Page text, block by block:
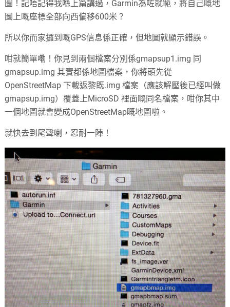
圖！記唔記得我喺上篇講過，Garmin為咗就範，將自己嘅地
圖上嘅座標全部向西偏移600米？
所以你而家攞到嘅GPS信息係正確，但地圖就顯示錯誤。
咁就簡單嘞！你見到兩個檔案分別係gmapsup1.img 同
gmapsup.img 其實都係地圖檔案，你將頭先從
OpenStreetMap 下載返黎既.img 檔案（應該解壓後已經叫做
gmapsup.img）覆蓋上MicroSD 裡面嘅同名檔案，咁你其中
一個地圖就會變成OpenStreetMap嘅地圖啦。
就快去到尾聲喇，忍耐一陣！